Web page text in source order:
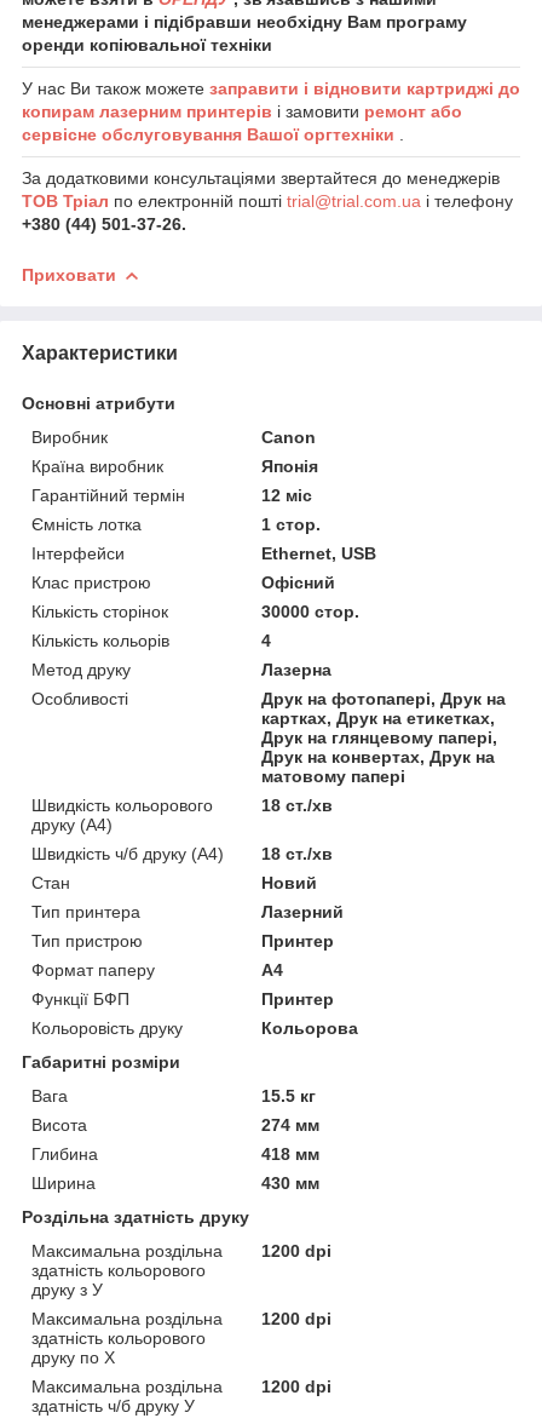
менеджерами і підібравши необхідну Вам програму
оренди копіювальної техніки
У нас Ви також можете заправити і відновити картриджі до
копирам лазерним принтерів і замовити ремонт або
сервісне обслуговування Вашої оргтехніки
За додатковими консультаціями звертайтеся до менеджерів
ТОВ Тріал по електронній пошті trial@trial.com.ua і телефону
+380 (44) 501-37-26.
Приховати
Характеристики
Основні атрибути
Виробник
Canon
Країна виробник
Японія
Гарантійний термін
12 міс
Ємність лотка
1 стор.
Інтерфейси
Ethernet, USB
Клас пристрою
Офісний
Кількість сторінок
30000 стор.
Кількість кольорів
4
Метод друку
Лазерна
Особливості
Друк на фотопапері, Друк на
картках, Друк на етикетках,
Друк на глянцевому папері,
Друк на конвертах, Друк на
матовому папері
Швидкість кольорового
друку (A4)
18 ст./хв
Швидкість ч/б друку (A4)
18 ст./хв
Стан
Новий
Тип принтера
Лазерний
Тип пристрою
Принтер
Формат паперу
А4
Функції БФП
Принтер
Кольоровість друку
Кольорова
Габаритні розміри
Вага
15.5 кг
Висота
274 мм
Глибина
418 мм
Ширина
430 мм
Роздільна здатність друку
Максимальна роздільна
здатність кольорового
друку з У
1200 dpi
Максимальна роздільна
здатність кольорового
друку по Х
1200 dpi
Максимальна роздільна
здатність ч/б друку У
1200 dpi